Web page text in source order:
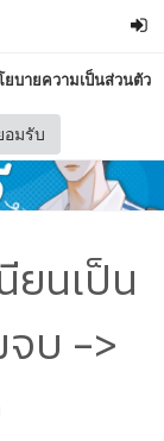
ยบายความเป็นส่วนตัว
อมรับ
ยนเป็น
จบ ->